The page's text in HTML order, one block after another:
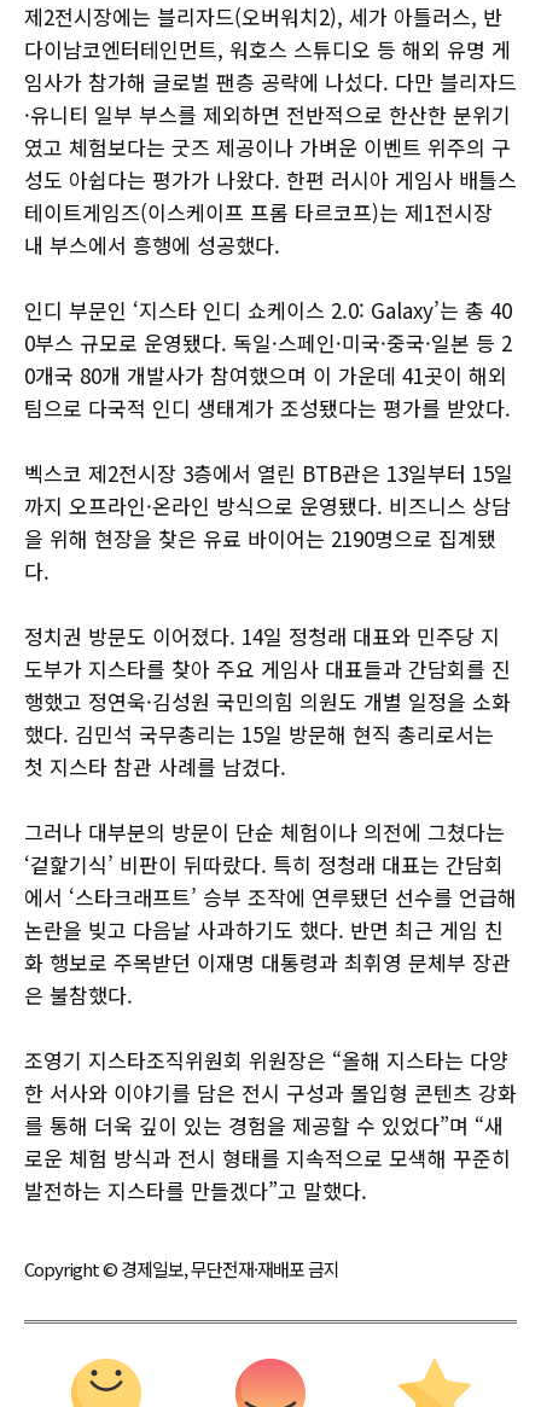
제2전시장에는 블리자드(오버워치2), 세가 아틀러스, 반
다이남코엔터테인먼트, 워호스 스튜디오 등 해외 유명 게
임사가 참가해 글로벌 팬층 공략에 나섰다. 다만 블리자드
·유니티 일부 부스를 제외하면 전반적으로 한산한 분위기
였고 체험보다는 굿즈 제공이나 가벼운 이벤트 위주의 구
성도 아쉽다는 평가가 나왔다. 한편 러시아 게임사 배틀스
테이트게임즈(이스케이프 프롬 타르코프)는 제1전시장
내 부스에서 흥행에 성공했다.
인디 부문인 ‘지스타 인디 쇼케이스 2.0: Galaxy’는 총 40
0부스 규모로 운영됐다. 독일·스페인·미국·중국·일본 등 2
0개국 80개 개발사가 참여했으며 이 가운데 41곳이 해외
팀으로 다국적 인디 생태계가 조성됐다는 평가를 받았다.
벡스코 제2전시장 3층에서 열린 BTB관은 13일부터 15일
까지 오프라인·온라인 방식으로 운영됐다. 비즈니스 상담
을 위해 현장을 찾은 유료 바이어는 2190명으로 집계됐
다.
정치권 방문도 이어졌다. 14일 정청래 대표와 민주당 지
도부가 지스타를 찾아 주요 게임사 대표들과 간담회를 진
행했고 정연욱·김성원 국민의힘 의원도 개별 일정을 소화
했다. 김민석 국무총리는 15일 방문해 현직 총리로서는
첫 지스타 참관 사례를 남겼다.
그러나 대부분의 방문이 단순 체험이나 의전에 그쳤다는
‘겉핥기식’ 비판이 뒤따랐다. 특히 정청래 대표는 간담회
에서 ‘스타크래프트’ 승부 조작에 연루됐던 선수를 언급해
논란을 빚고 다음날 사과하기도 했다. 반면 최근 게임 친
화 행보로 주목받던 이재명 대통령과 최휘영 문체부 장관
은 불참했다.
조영기 지스타조직위원회 위원장은 “올해 지스타는 다양
한 서사와 이야기를 담은 전시 구성과 몰입형 콘텐츠 강화
를 통해 더욱 깊이 있는 경험을 제공할 수 있었다”며 “새
로운 체험 방식과 전시 형태를 지속적으로 모색해 꾸준히
발전하는 지스타를 만들겠다”고 말했다.
Copyright © 경제일보, 무단전재·재배포 금지